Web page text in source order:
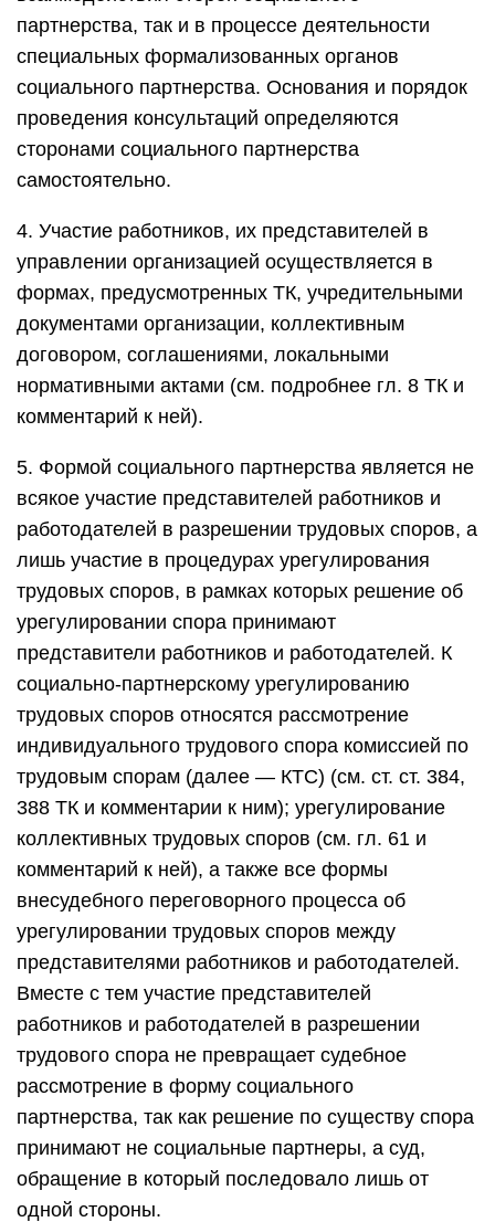
партнерства, так и в процессе деятельности
специальных формализованных органов
социального партнерства. Основания и порядок
проведения консультаций определяются
сторонами социального партнерства
самостоятельно.
4. Участие работников, их представителей в
управлении организацией осуществляется в
формах, предусмотренных ТК, учредительными
документами организации, коллективным
договором, соглашениями, локальными
нормативными актами (см. подробнее гл. 8 ТК и
комментарий к ней).
5. Формой социального партнерства является не
всякое участие представителей работников и
работодателей в разрешении трудовых споров, а
лишь участие в процедурах урегулирования
трудовых споров, в рамках которых решение об
урегулировании спора принимают
представители работников и работодателей. К
социально-партнерскому урегулированию
трудовых споров относятся рассмотрение
индивидуального трудового спора комиссией по
трудовым спорам (далее — КТС) (см. ст. ст. 384,
388 ТК и комментарии к ним); урегулирование
коллективных трудовых споров (см. гл. 61 и
комментарий к ней), а также все формы
внесудебного переговорного процесса об
урегулировании трудовых споров между
представителями работников и работодателей.
Вместе с тем участие представителей
работников и работодателей в разрешении
трудового спора не превращает судебное
рассмотрение в форму социального
партнерства, так как решение по существу спора
принимают не социальные партнеры, а суд,
обращение в который последовало лишь от
одной стороны.